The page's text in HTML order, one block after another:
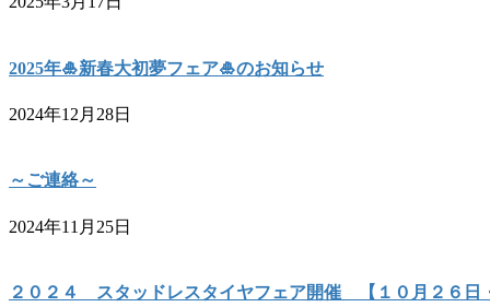
2025年🎍新春大初夢フェア🎍のお知らせ
2024年12月28日
～ご連絡～
2024年11月25日
２０２４ スタッドレスタイヤフェア開催 【１０月２６日